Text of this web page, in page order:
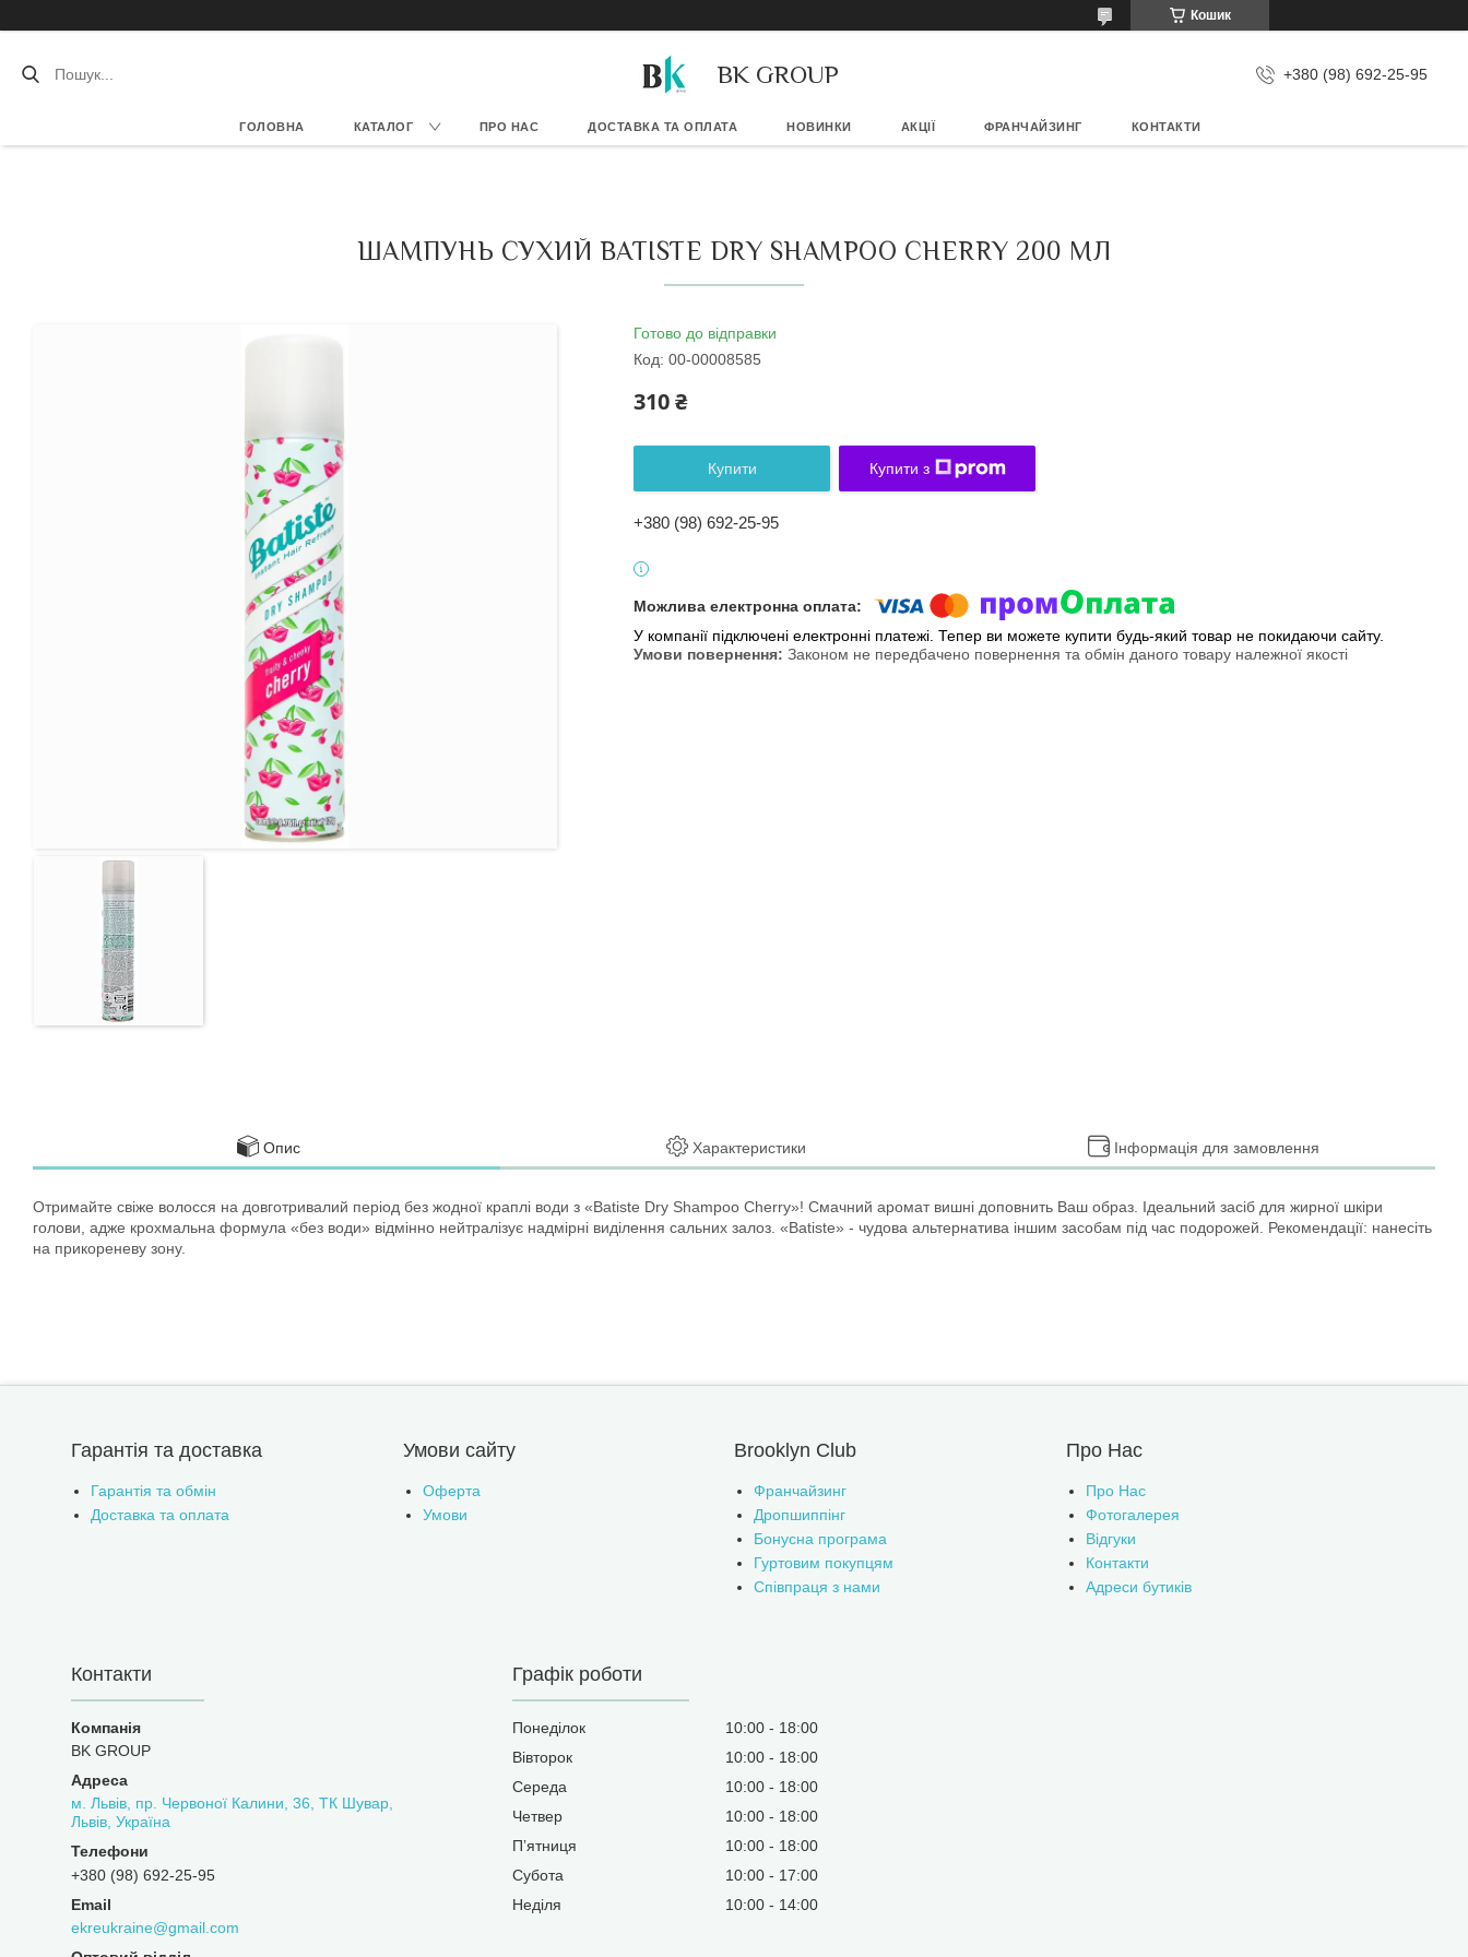
Кошик
BK GROUP +380 (98) 692-25-95
ГОЛОВНА КАТАЛОГ ПРО НАС ДОСТАВКА ТА ОПЛАТА НОВИНКИ АКЦІЇ ФРАНЧАЙЗИНГ КОНТАКТИ
ШАМПУНЬ СУХИЙ BATISTE DRY SHAMPOO CHERRY 200 МЛ
Готово до відправки
Код: 00-00008585
310 ₴
Купити Купити з
+380 (98) 692-25-95
У компанії підключені електронні платежі. Тепер ви можете купити будь-який товар не покидаючи сайту.
Законом не передбачено повернення та обмін даного товару належної якості
Опис Характеристики Інформація для замовлення
Отримайте свіже волосся на довготривалий період без жодної краплі води з «Batiste Dry Shampoo Cherry»! Смачний аромат вишні доповнить Ваш образ. Ідеальний засіб для жирної шкіри
голови, адже крохмальна формула «без води» відмінно нейтралізує надмірні виділення сальних залоз. «Batiste» - чудова альтернатива іншим засобам під час подорожей. Рекомендації: нанесіть
на прикореневу зону.
Гарантія та доставка
Гарантія та обмін
Доставка та оплата
Умови сайту
Оферта
Умови
Brooklyn Club
Франчайзинг
Дропшиппінг
Бонусна програма
Гуртовим покупцям
Співпраця з нами
Про Нас
Про Нас
Фотогалерея
Відгуки
Контакти
Адреси бутиків
Контакти
BK GROUP
м. Львів, пр. Червоної Калини, 36, ТК Шувар,
Львів, Україна
+380 (98) 692-25-95
ekreukraine@gmail.com
Графік роботи
Понеділок 10:00
18:00
Вівторок
10:00
18:00
Середа
10:00
18:00
Четвер
10:00
18:00
Пʼятниця
10:00
18:00
Субота
10:00
17:00
Неділя
10:00 14:00